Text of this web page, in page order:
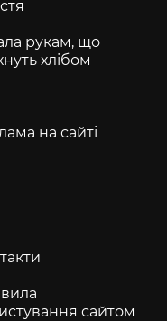
рукам, що
хлібом
на сайті
сайтом